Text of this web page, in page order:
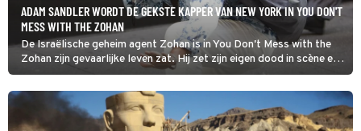
ADAM SANDLER WORDT DE GEKSTE KAPPER VAN NEW YORK IN YOU DON'T
MESS WITH THE ZOHAN
De Israëlische geheim agent Zohan is in You Don't Mess with the
Zohan zijn gevaarlijke leven zat. Hij zet zijn eigen dood in scène en
verhuist naar New York om een nieuw leven te beginnen als kapper.